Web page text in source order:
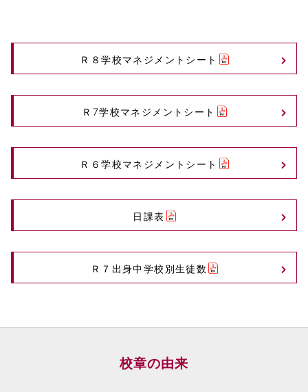
Ｒ８学校マネジメントシート
Ｒ7学校マネジメントシート
Ｒ６学校マネジメントシート
日課表
Ｒ７出身中学校別生徒数
校章の由来